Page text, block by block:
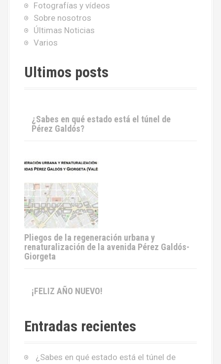
Fotografías y vídeos
Sobre nosotros
Últimas Noticias
Varios
Ultimos posts
¿Sabes en qué estado está el túnel de
Pérez Galdós?
Pliegos de la regeneración urbana y
renaturalización de la avenida Pérez Galdós-
Giorgeta
¡FELIZ AÑO NUEVO!
Entradas recientes
¿Sabes en qué estado está el túnel de